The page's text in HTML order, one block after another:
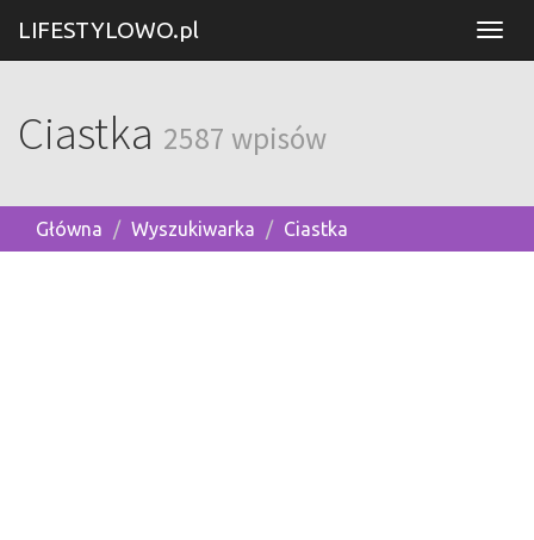
LIFESTYLOWO.pl
Ciastka 2587 wpisów
Główna Wyszukiwarka Ciastka